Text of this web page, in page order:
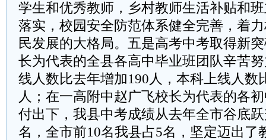
学生和优秀教师，乡村教师生活补贴和
落实，校园安全防范体系健全完善，着
民发展的大格局。五是高考中考取得新
长为代表的全县各高中毕业班团队辛苦
线人数比去年增加190人，本科上线人数
人；在一高附中赵广飞校长为代表的各
付出下，我县中考成绩从去年全市谷底
名，全市前10名我县占5名，坚定迈出了